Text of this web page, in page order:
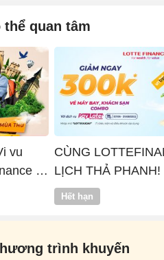
thể quan tâm
vu
x
CÙNG
LỊCH THẢ PHANH!
Hết hạn
trình khuyến